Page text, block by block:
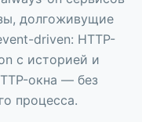
долгоживущие
driven: HTTP-
с историей и
окна — без
процесса.